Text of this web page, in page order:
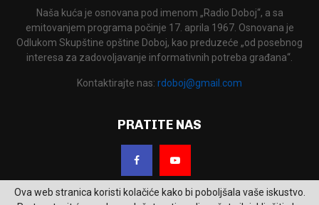
Naša kuća je osnovana pod imenom „Radio Doboj“, a sa
emitovanjem programa počinje 17. aprila 1967. Osnovana je
Odlukom Skupštine opštine Doboj, kao preduzeće „od posebnog
interesa za zadovoljavanje informativnih potreba građana“.
Kontaktirajte nas: rdoboj@gmail.com
PRATITE NAS
Ova web stranica koristi kolačiće kako bi poboljšala vaše iskustvo.